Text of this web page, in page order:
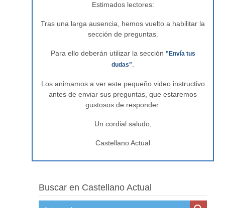
Estimados lectores:
Tras una larga ausencia, hemos vuelto a habilitar la
sección de preguntas.
Para ello deberán utilizar la sección "Envía tus
dudas".
Los animamos a ver este pequeño video instructivo
antes de enviar sus preguntas, que estaremos
gustosos de responder.
Un cordial saludo,
Castellano Actual
Buscar en Castellano Actual